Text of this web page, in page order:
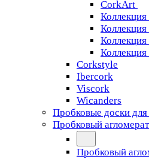
CorkArt
Коллекция
Corkstyle
Ibercork
Viscork
Wicanders
Пробковые доски для
Пробковый агломерат
Пробковый